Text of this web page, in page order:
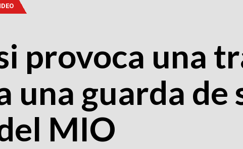
provoca una
una guarda de
MIO